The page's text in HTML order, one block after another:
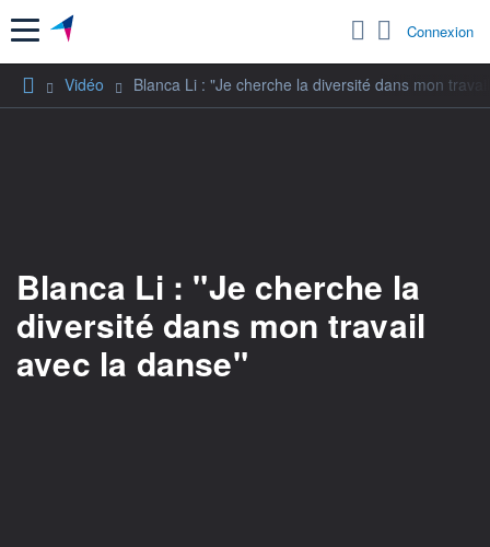
Menu Connexion
Vidéo Blanca Li : "Je cherche la diversité dans mon
Blanca Li : "Je cherche la
diversité dans mon travail
avec la danse"